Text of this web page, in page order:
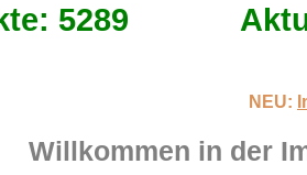
5289
NEU:
Willkommen in der